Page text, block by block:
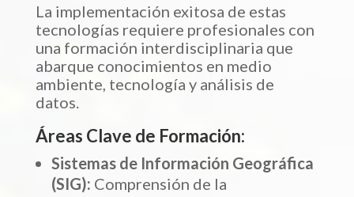
La implementación exitosa de estas
tecnologías requiere profesionales con
una formación interdisciplinaria que
abarque conocimientos en medio
ambiente, tecnología y análisis de
datos.
Áreas Clave de Formación:
Sistemas de Información Geográfica
(SIG): Comprensión de la